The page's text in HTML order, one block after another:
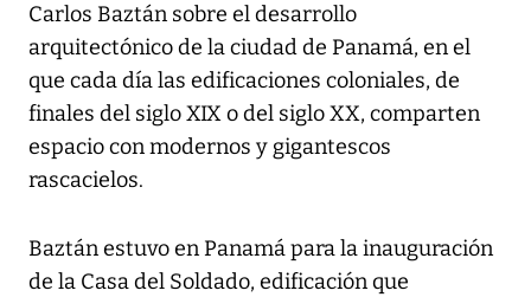
Carlos Baztán sobre el desarrollo
arquitectónico de la ciudad de Panamá, en el
que cada día las edificaciones coloniales, de
finales del siglo XIX o del siglo XX, comparten
espacio con modernos y gigantescos
rascacielos.
Baztán estuvo en Panamá para la inauguración
de la Casa del Soldado, edificación que